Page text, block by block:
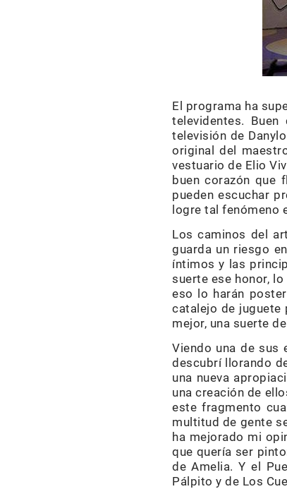
El programa ha
televidentes.
televisión de
original del
vestuario de Elio
buen corazón que
pueden escuchar
logre tal fenómeno
Los caminos del
guarda un riesgo
íntimos y las
suerte ese honor,
eso lo harán
catalejo de juguete
mejor, una suerte
Viendo una de sus
descubrí llorando
una nueva
una creación de
este fragmento
multitud de gente
ha mejorado mi
que quería ser
de Amelia. Y el
Pálpito y de Los